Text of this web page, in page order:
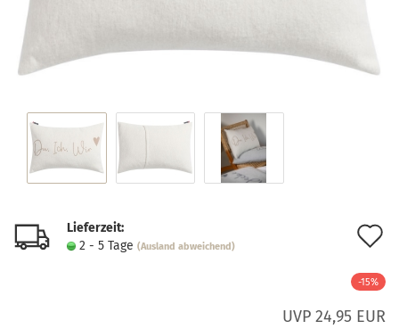
Lieferzeit:
2 - 5 Tage (Ausland abweichend)
-15%
UVP 24,95 EUR